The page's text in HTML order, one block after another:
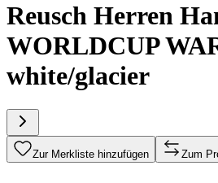
Reusch Herren
WORLDCUP
white/glacier
Zur Merkliste hinzufügen Zum